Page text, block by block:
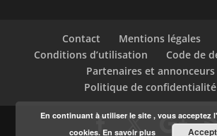
Contact Mentions légales
Conditions d’utilisation
Code de
Partenaires et annonceurs
Politique de confidentialité
En continuant à utiliser le site , vous acceptez
cookies. En savoir plus